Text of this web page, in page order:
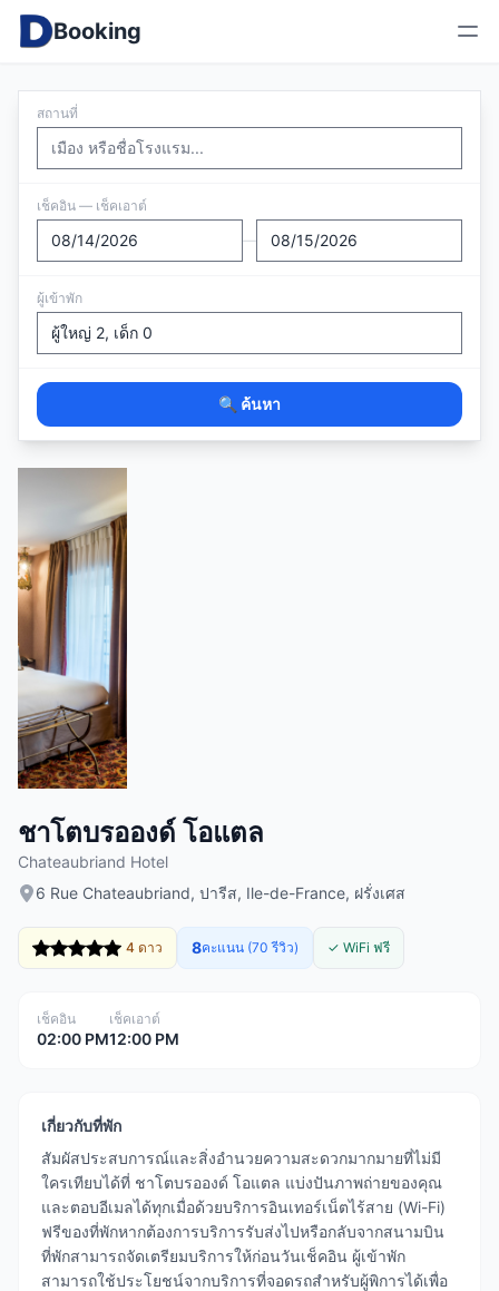
Booking
สถานที่
เช็คอิน — เช็คเอาต์
—
ผู้เข้าพัก
🔍 ค้นหา
ชาโตบรอองด์ โอแตล
Chateaubriand Hotel
6 Rue Chateaubriand, ปารีส, Ile-de-France, ฝรั่งเศส
4 ดาว 8คะแนน (70 รีวิว) ✓ WiFi ฟรี
เช็คอิน
02:00 PM
เช็คเอาต์
12:00 PM
เกี่ยวกับที่พัก
สัมผัสประสบการณ์และสิ่งอำนวยความสะดวกมากมายที่ไม่มี
ใครเทียบได้ที่ ชาโตบรอองด์ โอแตล แบ่งปันภาพถ่ายของคุณ
และตอบอีเมลได้ทุกเมื่อด้วยบริการอินเทอร์เน็ตไร้สาย (Wi-Fi)
ฟรีของที่พักหากต้องการบริการรับส่งไปหรือกลับจากสนามบิน
ที่พักสามารถจัดเตรียมบริการให้ก่อนวันเช็คอิน ผู้เข้าพัก
สามารถใช้ประโยชน์จากบริการที่จอดรถสำหรับผู้พิการได้เพื่อ